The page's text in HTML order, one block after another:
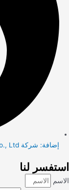
إضافة: شركة Shanxi Jincheng Shengshida Casting Co., Ltd.
استفسر لنا
الاسم